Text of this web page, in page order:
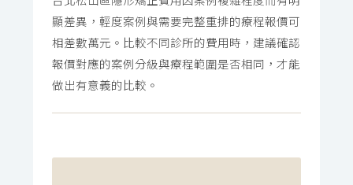
顯差異，輕度案例與需要完整重排的療程報價可
相差數萬元。比較不同診所的費用時，建議確認
報價對應的案例分級與療程範圍是否相同，才能
做出有意義的比較。